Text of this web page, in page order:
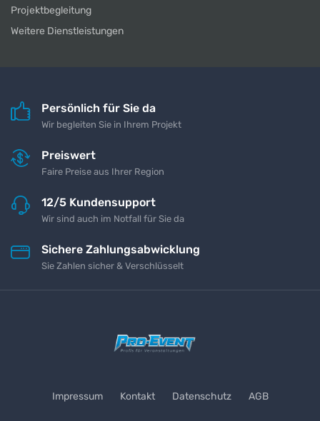
Projektbegleitung
Weitere Dienstleistungen
Persönlich für Sie da
Wir begleiten Sie in Ihrem Projekt
Preiswert
Faire Preise aus Ihrer Region
12/5 Kundensupport
Wir sind auch im Notfall für Sie da
Sichere Zahlungsabwicklung
Sie Zahlen sicher & Verschlüsselt
Impressum Kontakt Datenschutz AGB